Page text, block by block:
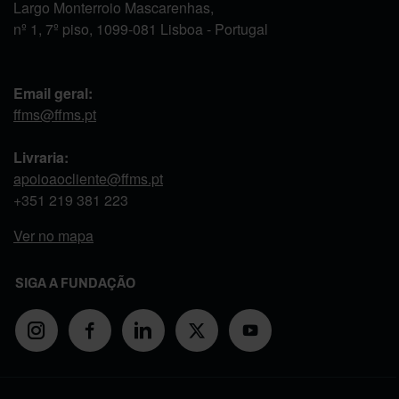
Largo Monterroio Mascarenhas,
nº 1, 7º piso, 1099-081 Lisboa - Portugal
Email geral:
ffms@ffms.pt
Livraria:
apoioaocliente@ffms.pt
+351 219 381 223
Ver no mapa
SIGA A FUNDAÇÃO